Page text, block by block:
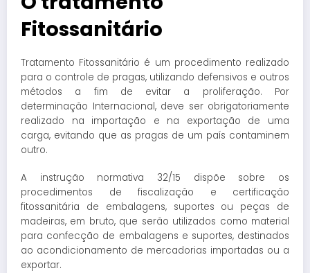
Fitossanitário
Tratamento Fitossanitário é um procedimento realizado
para o controle de pragas, utilizando defensivos e outros
métodos a fim de evitar a proliferação. Por
determinação Internacional, deve ser obrigatoriamente
realizado na importação e na exportação de uma
carga, evitando que as pragas de um país contaminem
outro.
A instrução normativa 32/15 dispõe sobre os
procedimentos de fiscalização e certificação
fitossanitária de embalagens, suportes ou peças de
madeiras, em bruto, que serão utilizados como material
para confecção de embalagens e suportes, destinados
ao acondicionamento de mercadorias importadas ou a
exportar.